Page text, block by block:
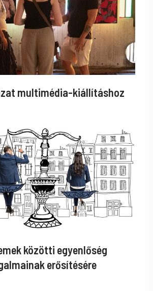
multimédia-kiállításhoz
közötti egyenlőség
erősítésére